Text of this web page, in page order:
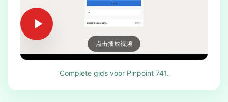
点击播放视频
Complete gids voor Pinpoint 741.